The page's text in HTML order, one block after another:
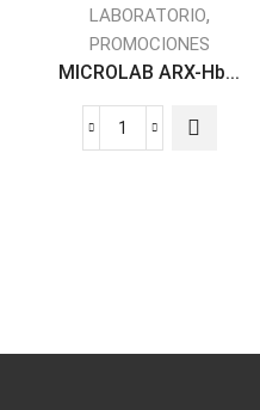
LABORATORIO,
PROMOCIONES
MICROLAB ARX-Hb...
MICROLAB